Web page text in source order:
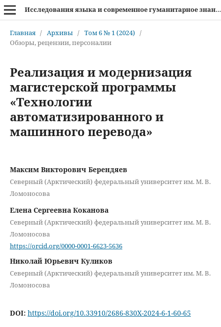
Исследования языка и современное гуманитарное знание
Главная / Архивы / Том 6 № 1 (2024) /
Обзоры, рецензии, персоналии
Реализация и модернизация
магистерской программы
«Технологии
автоматизированного и
машинного перевода»
Максим Викторович Берендяев
Северный (Арктический) федеральный университет им. М. В.
Ломоносова
Елена Сергеевна Коканова
Северный (Арктический) федеральный университет им. М. В.
Ломоносова
https://orcid.org/0000-0001-6623-5636
Николай Юрьевич Куликов
Северный (Арктический) федеральный университет им. М. В.
Ломоносова
DOI: https://doi.org/10.33910/2686-830X-2024-6-1-60-65